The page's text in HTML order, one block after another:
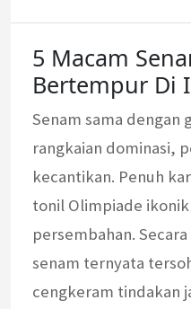
5 Macam
Bertempur Di
Senam sama dengan
rangkaian dominasi,
kecantikan. Penuh
tonil Olimpiade
persembahan.
senam ternyata
cengkeram tindakan